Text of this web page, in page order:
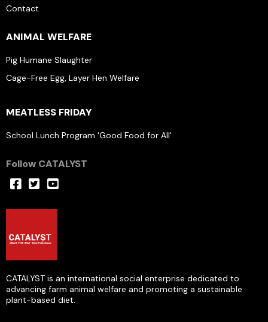
Contact
ANIMAL WELFARE
Pig Humane Slaughter
Cage-Free Egg, Layer Hen Welfare
MEATLESS FRIDAY
School Lunch Program 'Good Food for All'
Follow CATALYST
CATALYST is an international social enterprise dedicated to
advancing farm animal welfare and promoting a sustainable
plant-based diet.